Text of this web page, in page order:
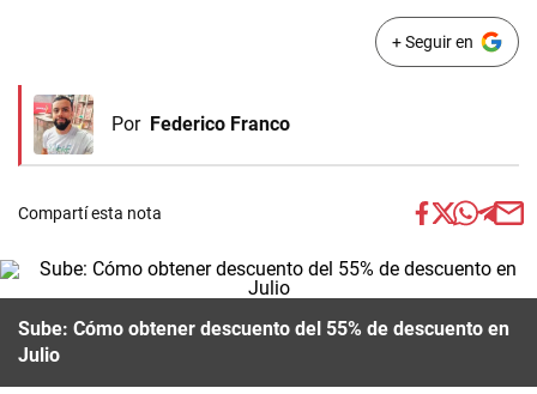
+ Seguir en
Por Federico Franco
Compartí esta nota
Sube: Cómo obtener descuento del 55% de descuento en
Julio